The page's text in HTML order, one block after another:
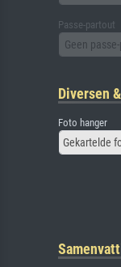
Passe-partout
Geen
Diversen
Foto hanger
Gekartelde